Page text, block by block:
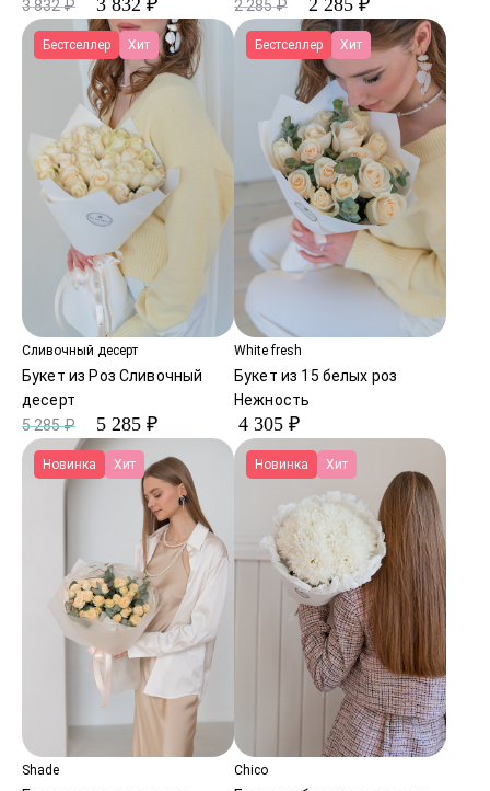
3 832 ₽
3 832 ₽
2 285 ₽
2 285 ₽
Бестселлер Хит
Сливочный десерт
Букет из Роз Сливочный
десерт
5 285 ₽
5 285 ₽
Бестселлер Хит
White fresh
Букет из 15 белых роз
Нежность
4 305 ₽
Новинка Хит
Shade
Новинка Хит
Chico